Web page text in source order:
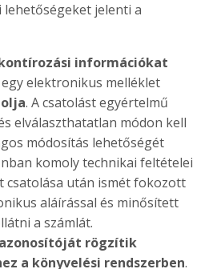
jelenti a
információkat
egy elektronikus melléklet
. A csatolást egyértelmű
elválaszthatatlan módon kell
módosítás lehetőségét
komoly technikai feltételei
csatolása után ismét fokozott
aláírással és minősített
a számlát.
rögzítik
a könyvelési rendszerben.